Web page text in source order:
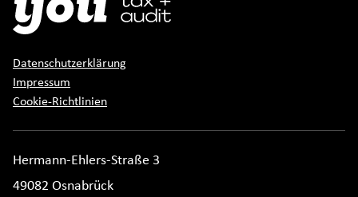
Datenschutzerklärung
Impressum
Cookie-Richtlinien
Hermann-Ehlers-Straße 3
49082 Osnabrück